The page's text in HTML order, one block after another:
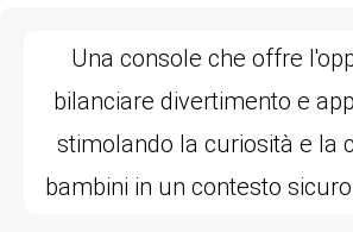
Una console che offre
bilanciare divertimento e
stimolando la curiosità e la
bambini in un contesto